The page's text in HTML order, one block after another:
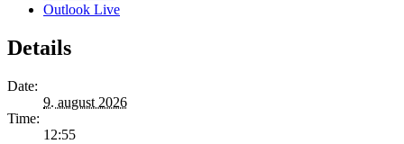
Outlook Live
Details
Date:
9. august 2026
Time:
12:55